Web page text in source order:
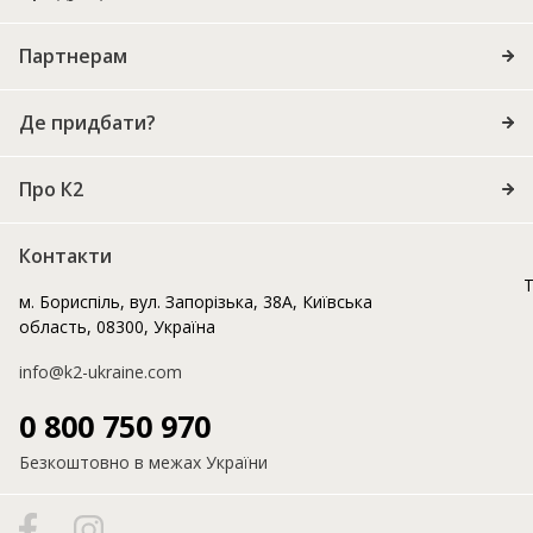
Контакти
Партнерам
0 800 750 970
м. Бориспіль, вул. Запорізька, 38А, Київська
область, 08300, Україна
Безкоштовно в межах України
info@k2-ukraine.com
Де придбати?
Про К2